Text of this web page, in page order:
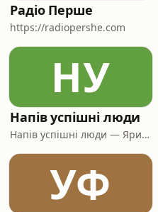
Радіо Перше
https://radiopershe.com
НУ
Напів успішні люди
Напів успішні люди — Ярина Біла та Оксана Каленченко
УФ